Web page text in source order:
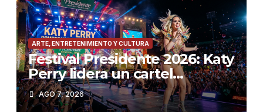
ARTE, ENTRETENIMIENTO Y CULTURA
Festival Presidente 2026: Katy
Perry lidera un cartel
espectacular en diciembre en
Santo Domingo
AGO 7, 2026